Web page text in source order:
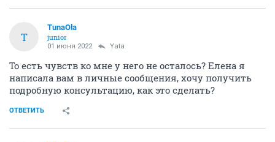
T
TunaOla
junior
01 июня 2022 Yata
То есть чувств ко мне у него не осталось? Елена я
написала вам в личные сообщения, хочу получить
подробную консультацию, как это сделать?
ОТВЕТИТЬ